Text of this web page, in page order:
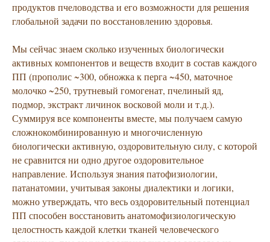
продуктов пчеловодства и его возможности для решения
глобальной задачи по восстановлению здоровья.
Мы сейчас знаем сколько изученных биологически
активных компонентов и веществ входит в состав каждого
ПП (прополис ~300, обножка к перга ~450, маточное
молочко ~250, трутневый гомогенат, пчелиный яд,
подмор, экстракт личинок восковой моли и т.д.).
Суммируя все компоненты вместе, мы получаем самую
сложно­комбинированную и многочисленную
биологически активную, оздоровительную силу, с которой
не сравнится ни одно другое оздоровительное
направление. Используя знания патофизиологии,
патанатомии, учитывая законы диалектики и логики,
можно утверждать, что весь оздоровительный потенциал
ПП способен восстановить анатомофизиологическую
целостность каждой клетки тканей человеческого